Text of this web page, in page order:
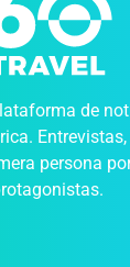
de
persona